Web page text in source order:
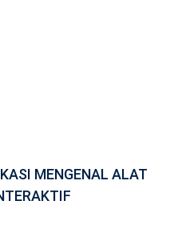
MENGENAL ALAT